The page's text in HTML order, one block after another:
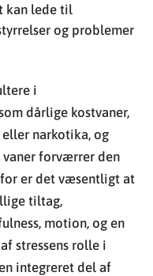
kan lede til
og problemer
i
dårlige kostvaner,
narkotika, og
vaner forværrer den
er det væsentligt at
tiltag,
motion, og en
stressens rolle i
integreret del af